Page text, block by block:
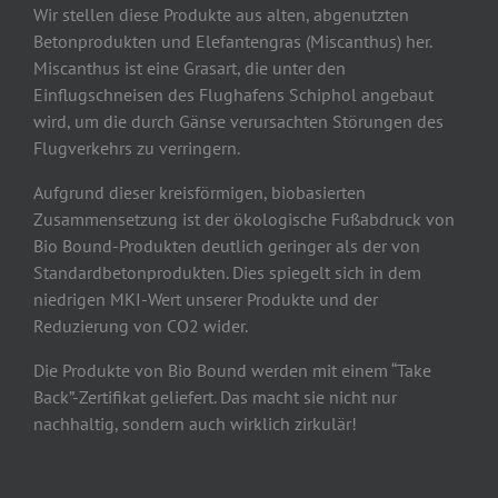
Wir stellen diese Produkte aus alten, abgenutzten
Betonprodukten und Elefantengras (Miscanthus) her.
Miscanthus ist eine Grasart, die unter den
Einflugschneisen des Flughafens Schiphol angebaut
wird, um die durch Gänse verursachten Störungen des
Flugverkehrs zu verringern.
Aufgrund dieser kreisförmigen, biobasierten
Zusammensetzung ist der ökologische Fußabdruck von
Bio Bound-Produkten deutlich geringer als der von
Standardbetonprodukten. Dies spiegelt sich in dem
niedrigen MKI-Wert unserer Produkte und der
Reduzierung von CO2 wider.
Die Produkte von Bio Bound werden mit einem “Take
Back”-Zertifikat geliefert. Das macht sie nicht nur
nachhaltig, sondern auch wirklich zirkulär!